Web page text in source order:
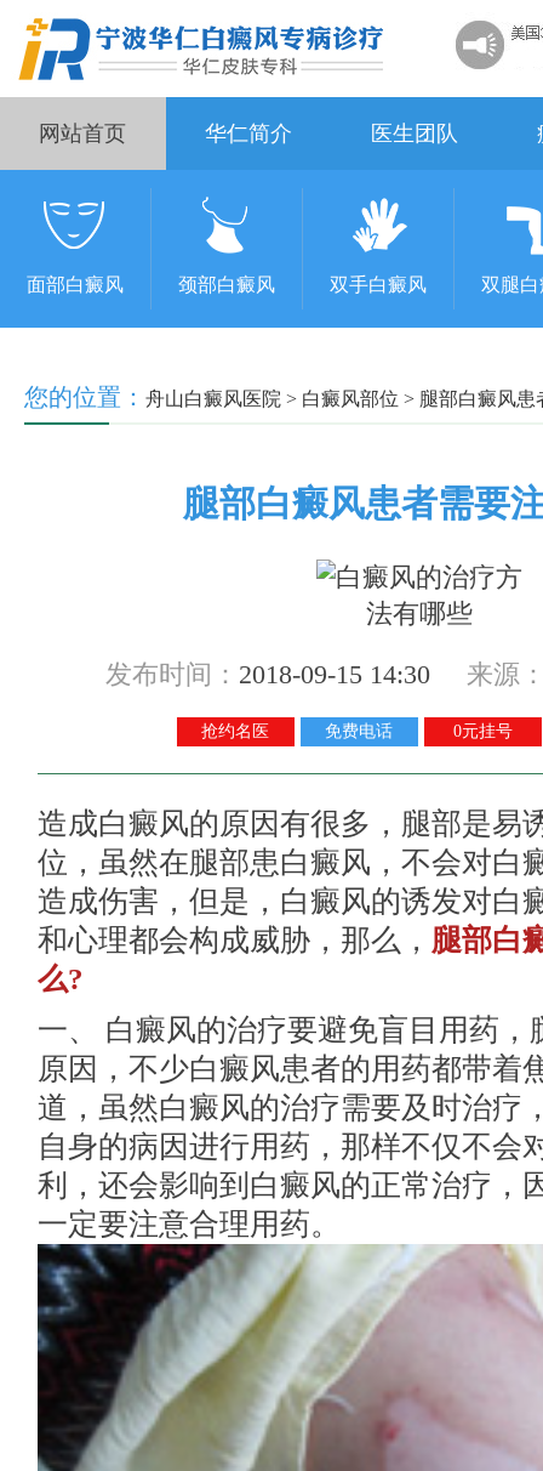
网站首页 华仁简介 医生团队
面部白癜风 颈部白癜风 双手白癜风 双腿
您的位置： 舟山白癜风医院 > 白癜风部位 > 腿部白癜风患
腿部白癜风患者需要
发布时间： 2018-09-15 14:30 来源
抢约名医 免费电话 0元挂号
造成白癜风的原因有很多，腿部是易
位，虽然在腿部患白癜风，不会对白
造成伤害，但是，白癜风的诱发对白
和心理都会构成威胁，那么， 腿部白
么?
一、 白癜风的治疗要避免盲目用药，
原因，不少白癜风患者的用药都带着
道，虽然白癜风的治疗需要及时治疗
自身的病因进行用药，那样不仅不会
利，还会影响到白癜风的正常治疗，
一定要注意合理用药。